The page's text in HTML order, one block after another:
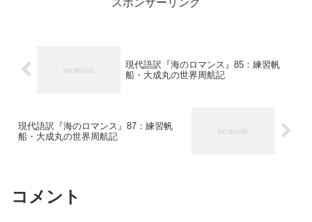
スポンサーリンク
現代語訳『海のロマンス』85：練習帆
船・大成丸の世界周航記
現代語訳『海のロマンス』87：練習帆
船・大成丸の世界周航記
コメント